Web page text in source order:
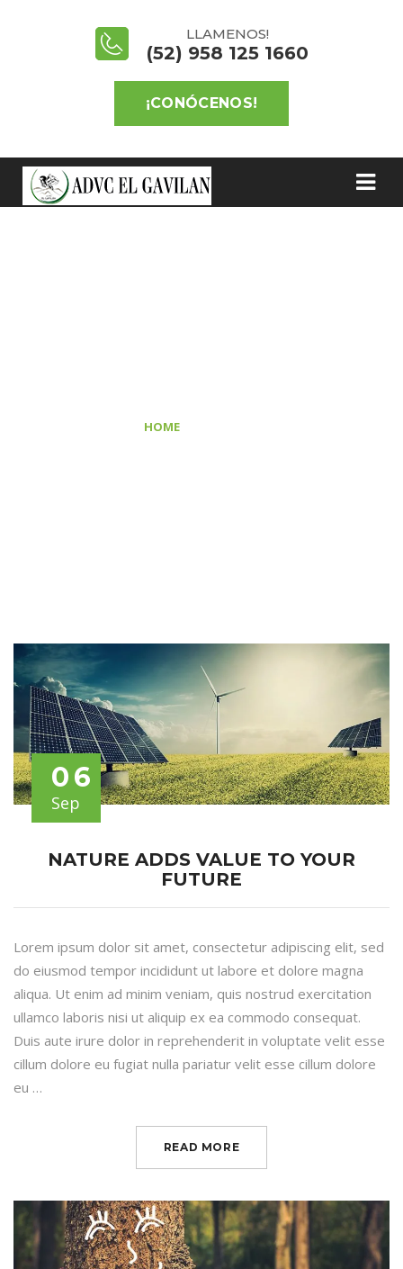
LLAMENOS!
(52) 958 125 1660
¡CONÓCENOS!
HOME
06
Sep
NATURE ADDS VALUE TO YOUR
FUTURE
Lorem ipsum dolor sit amet, consectetur adipiscing elit, sed
do eiusmod tempor incididunt ut labore et dolore magna
aliqua. Ut enim ad minim veniam, quis nostrud exercitation
ullamco laboris nisi ut aliquip ex ea commodo consequat.
Duis aute irure dolor in reprehenderit in voluptate velit esse
cillum dolore eu fugiat nulla pariatur velit esse cillum dolore
eu …
READ MORE